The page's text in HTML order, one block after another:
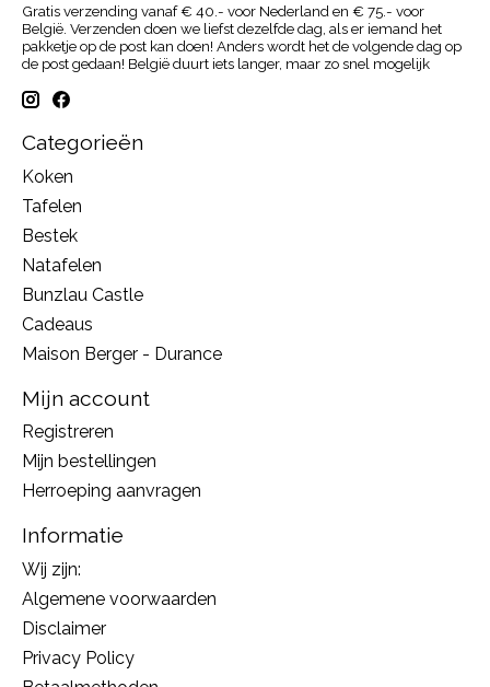
Gratis verzending vanaf € 40.- voor Nederland en € 75.- voor
België. Verzenden doen we liefst dezelfde dag, als er iemand het
pakketje op de post kan doen! Anders wordt het de volgende dag op
de post gedaan! België duurt iets langer, maar zo snel mogelijk
Categorieën
Koken
Tafelen
Bestek
Natafelen
Bunzlau Castle
Cadeaus
Maison Berger - Durance
Mijn account
Registreren
Mijn bestellingen
Herroeping aanvragen
Informatie
Wij zijn:
Algemene voorwaarden
Disclaimer
Privacy Policy